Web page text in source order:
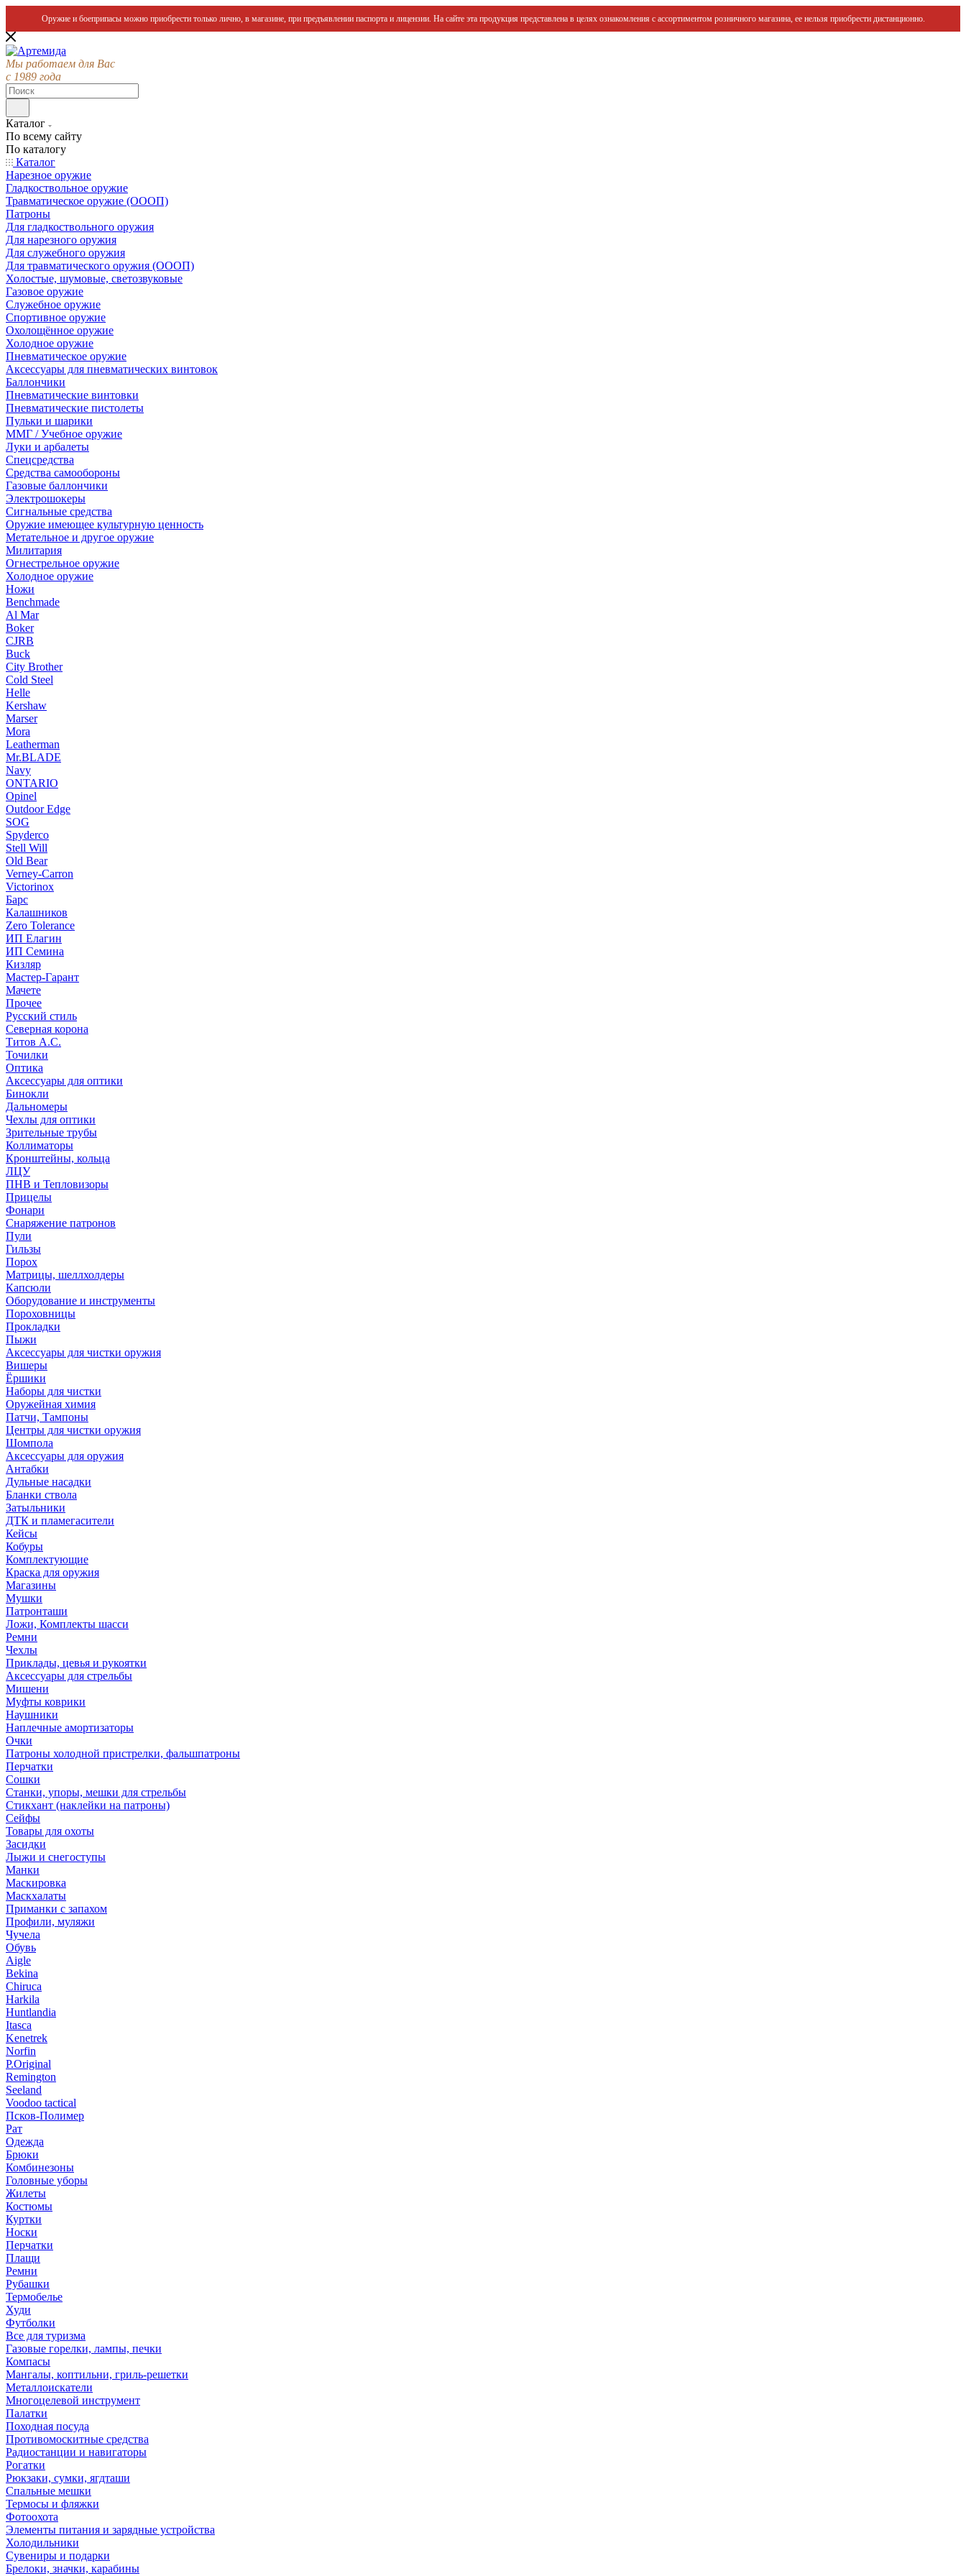
Оружие и боеприпасы можно приобрести только лично, в магазине, при предъявлении паспорта и лицензии. На сайте эта продукция представлена в целях ознакомления с ассортиментом розничного магазина, ее нельзя приобрести дистанционно.
Мы работаем для Вас
с 1989 года
Каталог
По всему сайту
По каталогу
Каталог
Нарезное оружие
Гладкоствольное оружие
Травматическое оружие (ОООП)
Патроны
Для гладкоствольного оружия
Для нарезного оружия
Для служебного оружия
Для травматического оружия (ОООП)
Холостые, шумовые, светозвуковые
Газовое оружие
Служебное оружие
Спортивное оружие
Охолощённое оружие
Холодное оружие
Пневматическое оружие
Аксессуары для пневматических винтовок
Баллончики
Пневматические винтовки
Пневматические пистолеты
Пульки и шарики
ММГ / Учебное оружие
Луки и арбалеты
Спецсредства
Средства самообороны
Газовые баллончики
Электрошокеры
Сигнальные средства
Оружие имеющее культурную ценность
Метательное и другое оружие
Милитария
Огнестрельное оружие
Холодное оружие
Ножи
Benchmade
Al Mar
Boker
CJRB
Buck
City Brother
Cold Steel
Helle
Kershaw
Marser
Mora
Leatherman
Mr.BLADE
Navy
ONTARIO
Opinel
Outdoor Edge
SOG
Spyderco
Stell Will
Old Bear
Verney-Carron
Victorinox
Барс
Калашников
Zero Tolerance
ИП Елагин
ИП Семина
Кизляр
Мастер-Гарант
Мачете
Прочее
Русский стиль
Северная корона
Титов А.С.
Точилки
Оптика
Аксессуары для оптики
Бинокли
Дальномеры
Чехлы для оптики
Зрительные трубы
Коллиматоры
Кронштейны, кольца
ЛЦУ
ПНВ и Тепловизоры
Прицелы
Фонари
Снаряжение патронов
Пули
Гильзы
Порох
Матрицы, шеллхолдеры
Капсюли
Оборудование и инструменты
Пороховницы
Прокладки
Пыжи
Аксессуары для чистки оружия
Вишеры
Ёршики
Наборы для чистки
Оружейная химия
Патчи, Тампоны
Центры для чистки оружия
Шомпола
Аксессуары для оружия
Антабки
Дульные насадки
Бланки ствола
Затыльники
ДТК и пламегасители
Кейсы
Кобуры
Комплектующие
Краска для оружия
Магазины
Мушки
Патронташи
Ложи, Комплекты шасси
Ремни
Чехлы
Приклады, цевья и рукоятки
Аксессуары для стрельбы
Мишени
Муфты коврики
Наушники
Наплечные амортизаторы
Очки
Патроны холодной пристрелки, фальшпатроны
Перчатки
Сошки
Станки, упоры, мешки для стрельбы
Стикхант (наклейки на патроны)
Сейфы
Товары для охоты
Засидки
Лыжи и снегоступы
Манки
Маскировка
Маскхалаты
Приманки с запахом
Профили, муляжи
Чучела
Обувь
Aigle
Bekina
Chiruсa
Harkila
Huntlandia
Itasca
Kenetrek
Norfin
P.Original
Remington
Seeland
Voodoo tactical
Псков-Полимер
Рат
Одежда
Брюки
Комбинезоны
Головные уборы
Жилеты
Костюмы
Куртки
Носки
Перчатки
Плащи
Ремни
Рубашки
Термобелье
Худи
Футболки
Все для туризма
Газовые горелки, лампы, печки
Компасы
Мангалы, коптильни, гриль-решетки
Металлоискатели
Многоцелевой инструмент
Палатки
Походная посуда
Противомоскитные средства
Радиостанции и навигаторы
Рогатки
Рюкзаки, сумки, ягдташи
Спальные мешки
Термосы и фляжки
Фотоохота
Элементы питания и зарядные устройства
Холодильники
Сувениры и подарки
Брелоки, значки, карабины